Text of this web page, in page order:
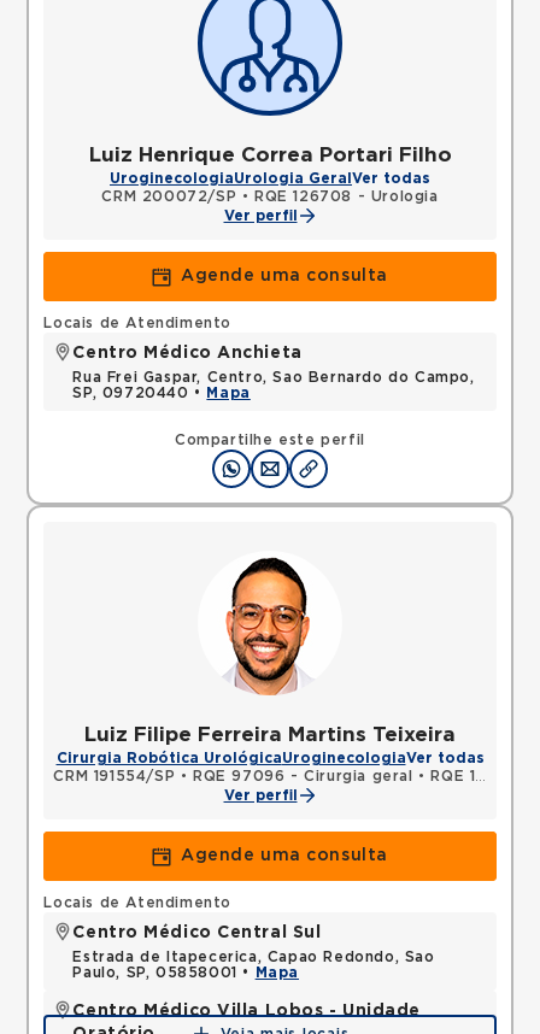
Luiz Henrique Correa Portari Filho
UroginecologiaUrologia Geral Ver todas
CRM 200072/SP •
RQE 126708 - Urologia
Ver perfil
Agende uma consulta
Compartilhe este perfil
Locais de Atendimento
Centro Médico Anchieta
Rua Frei Gaspar, Centro, Sao Bernardo do Campo,
SP, 09720440 •
Mapa
Luiz Filipe Ferreira Martins Teixeira
Cirurgia Robótica UrológicaUroginecologiaVer todas
CRM 191554/SP • RQE 97096 - Cirurgia geral •
RQE 137624 - Urologia
Ver perfil
Agende uma consulta
Locais de Atendimento
Centro Médico Central Sul
Estrada de Itapecerica, Capao Redondo, Sao
Paulo, SP, 05858001 •
Mapa
Centro Médico Villa Lobos - Unidade